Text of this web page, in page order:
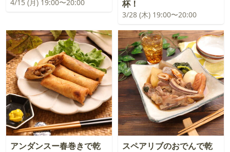
4/15 (月) 19:00〜20:00 杯！
3/28 (木) 19:00〜20:00
アンダンスー春巻きで乾
スペアリブのおでんで乾